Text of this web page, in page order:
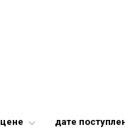
цене дате